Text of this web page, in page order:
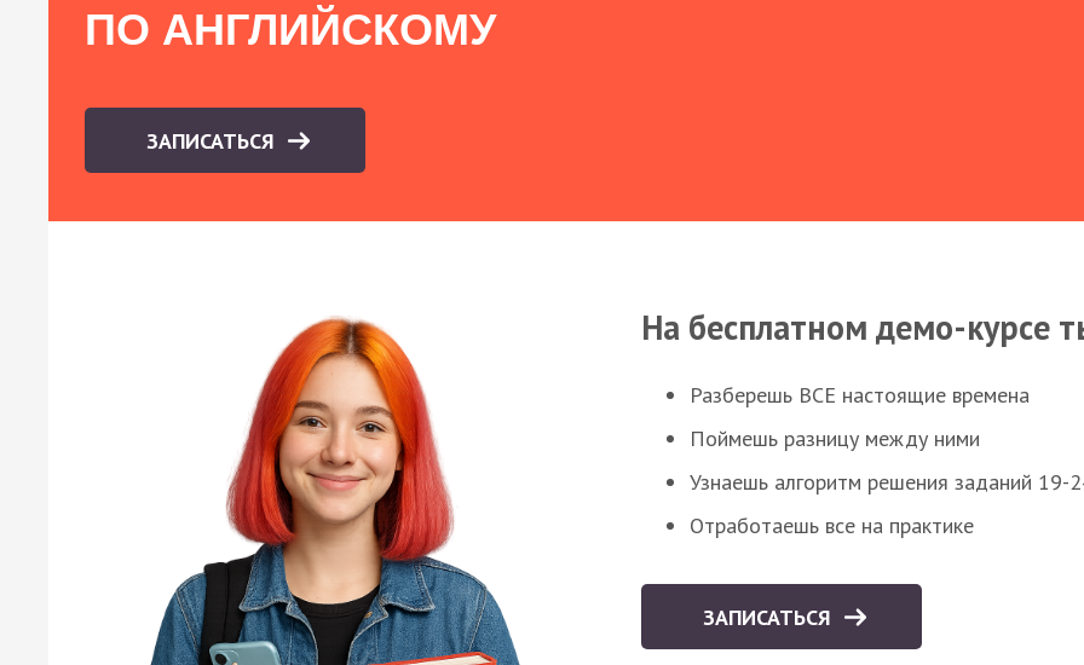
ПО АНГЛИЙСКОМУ
ЗАПИСАТЬСЯ
На бесплатном демо-курсе
Разберешь ВСЕ настоящие времена
Поймешь разницу между ними
Узнаешь алгоритм решения заданий 19-
Отработаешь все на практике
ЗАПИСАТЬСЯ